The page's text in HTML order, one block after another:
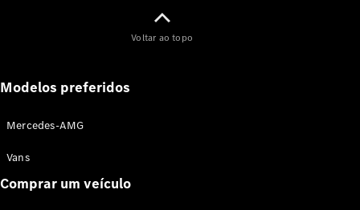
Logístico
ao cliente
Voltar ao topo
Modelos preferidos
Mercedes-AMG
Vans
Comprar um veículo